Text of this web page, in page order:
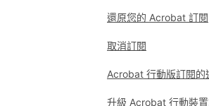
還原您的 Acrobat 訂閱
取消訂閱
Acrobat 行動版訂閱的
升級 Acrobat 行動裝